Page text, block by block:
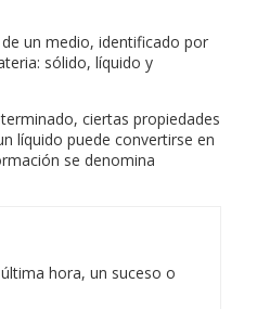
un medio, identificado por
sólido, líquido y
ciertas propiedades
líquido puede convertirse en
se denomina
hora, un suceso o